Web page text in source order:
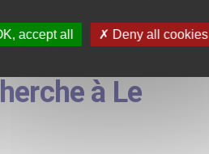
pour
à Le
accept all Deny all cookies